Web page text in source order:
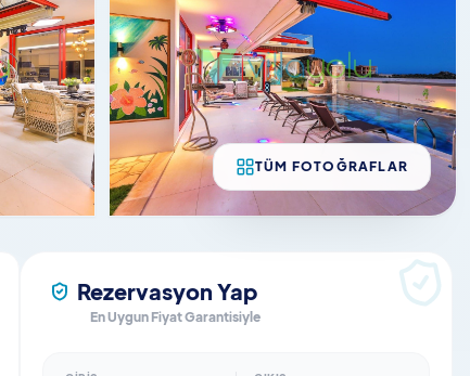
TÜM FOTOĞRAFLAR
Rezervasyon Yap
En Uygun Fiyat Garantisiyle